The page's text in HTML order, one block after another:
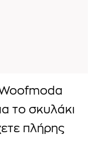
το σκυλάκι
πλήρης